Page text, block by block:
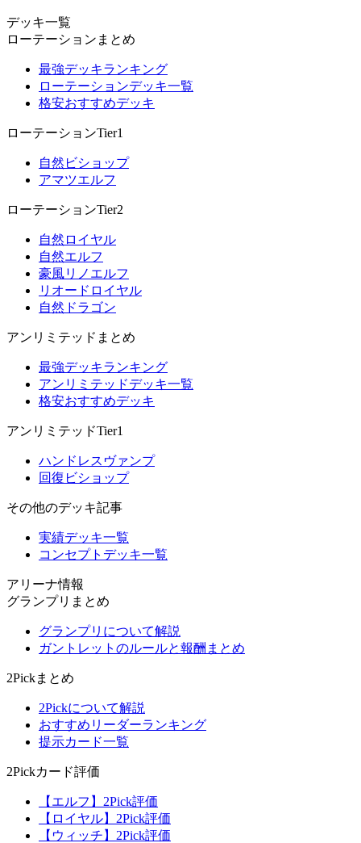
デッキ一覧
ローテーションまとめ
最強デッキランキング
ローテーションデッキ一覧
格安おすすめデッキ
ローテーションTier1
自然ビショップ
アマツエルフ
ローテーションTier2
自然ロイヤル
自然エルフ
豪風リノエルフ
リオードロイヤル
自然ドラゴン
アンリミテッドまとめ
最強デッキランキング
アンリミテッドデッキ一覧
格安おすすめデッキ
アンリミテッドTier1
ハンドレスヴァンプ
回復ビショップ
その他のデッキ記事
実績デッキ一覧
コンセプトデッキ一覧
アリーナ情報
グランプリまとめ
グランプリについて解説
ガントレットのルールと報酬まとめ
2Pickまとめ
2Pickについて解説
おすすめリーダーランキング
提示カード一覧
2Pickカード評価
【エルフ】2Pick評価
【ロイヤル】2Pick評価
【ウィッチ】2Pick評価